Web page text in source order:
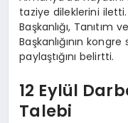
taziye dileklerini iletti.
Başkanlığı, Tanıtım
Başkanlığının
paylaştığını belirtti.
12 Eylül
Talebi